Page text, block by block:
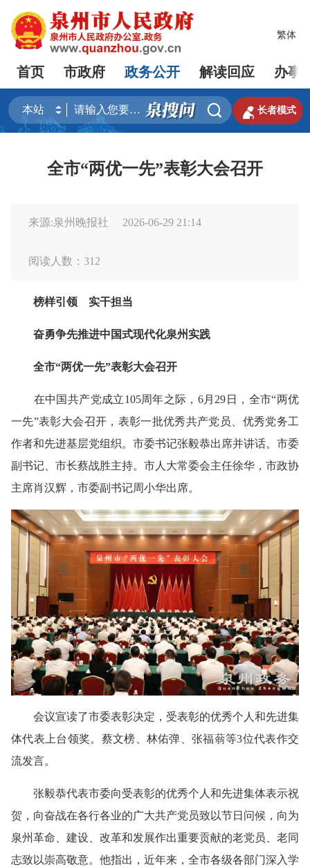
繁体
首页 市政府 政务公开 解读回应 办事
  长者模式
全市“两优一先”表彰大会召开
来源:泉州晚报社 2026-06-29 21:14
阅读人数： 312
榜样引领 实干担当
奋勇争先推进中国式现代化泉州实践
全市“两优一先”表彰大会召开
在中国共产党成立105周年之际，6月29日，全市“两优
一先”表彰大会召开，表彰一批优秀共产党员、优秀党务工
作者和先进基层党组织。市委书记张毅恭出席并讲话。市委
副书记、市长蔡战胜主持。市人大常委会主任徐华，市政协
主席肖汉辉，市委副书记周小华出席。
会议宣读了市委表彰决定，受表彰的优秀个人和先进集
体代表上台领奖。蔡文榜、林佑弹、张福蓊等3位代表作交
流发言。
张毅恭代表市委向受表彰的优秀个人和先进集体表示祝
贺，向奋战在各行各业的广大共产党员致以节日问候，向为
泉州革命、建设、改革和发展作出重要贡献的老党员、老同
志致以崇高敬意。他指出，近年来，全市各级各部门深入学